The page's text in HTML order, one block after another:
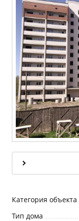
Категория объекта
Тип дома